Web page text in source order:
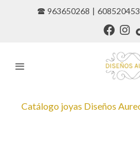
🕿 963650268 | 608520453
Catálogo joyas Diseños